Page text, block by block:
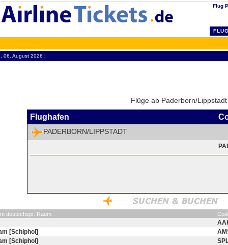
Flug
06. August 2026 ¦
Flüge ab Paderborn/
Flughafen
PADERBORN/LIPPSTADT
deutschspr. Raum
[Schiphol]
[Schiphol]